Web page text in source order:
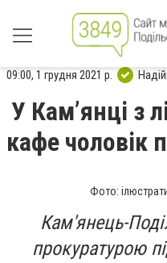
09:00, 1 грудня 2021 р.
У Кам’янці з
кафе чоловік
Фото:
Кам'янець-
прокуратурою